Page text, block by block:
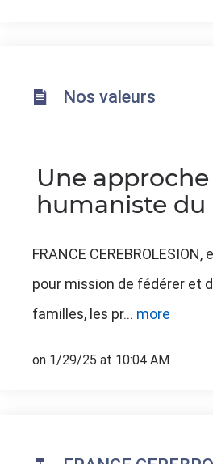
Nos valeurs
Une approche
humaniste
FRANCE
pour mission de fédérer et
familles, les pr... more
on 1/29/25 at 10:04 AM